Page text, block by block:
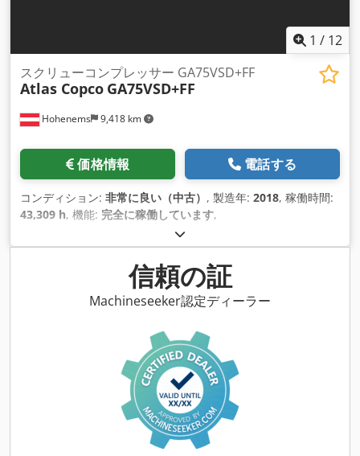
1 / 12
Hohenems 9,418 km
スクリューコンプレッサー GA75VSD+FF
Atlas Copco GA75VSD+FF
価格情報 電話する
コンディション: 非常に良い（中古） , 製造年: 2018, 稼働時間:
43,309 h, 機能: 完全に稼働しています,
信頼の証
Machineseeker認定ディーラー